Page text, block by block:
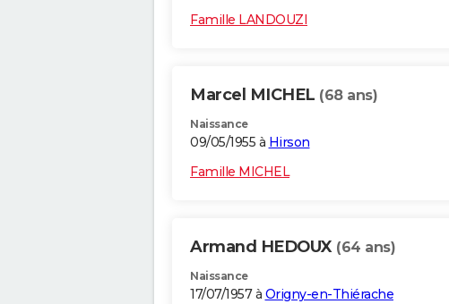
Famille LANDOUZI
Marcel MICHEL (68 ans)
Naissance
09/05/1955 à Hirson
Famille MICHEL
Armand HEDOUX (64 ans)
Naissance
17/07/1957 à Origny-en-Thiérache